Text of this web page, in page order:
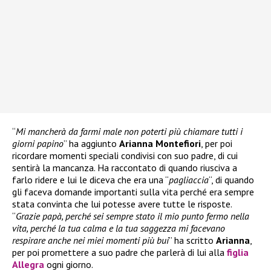
“Mi mancherà da farmi male non poterti più chiamare tutti i
giorni papino” ha aggiunto Arianna Montefiori , per poi
ricordare momenti speciali condivisi con suo padre, di cui
sentirà la mancanza. Ha raccontato di quando riusciva a
farlo ridere e lui le diceva che era una “pagliaccia“, di quando
gli faceva domande importanti sulla vita perché era sempre
stata convinta che lui potesse avere tutte le risposte.
“Grazie papà, perché sei sempre stato il mio punto fermo nella
vita, perché la tua calma e la tua saggezza mi facevano
respirare anche nei miei momenti più bui” ha scritto Arianna
per poi promettere a suo padre che parlerà di lui alla figlia
Allegra ogni giorno.